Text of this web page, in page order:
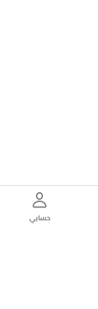
حسابي